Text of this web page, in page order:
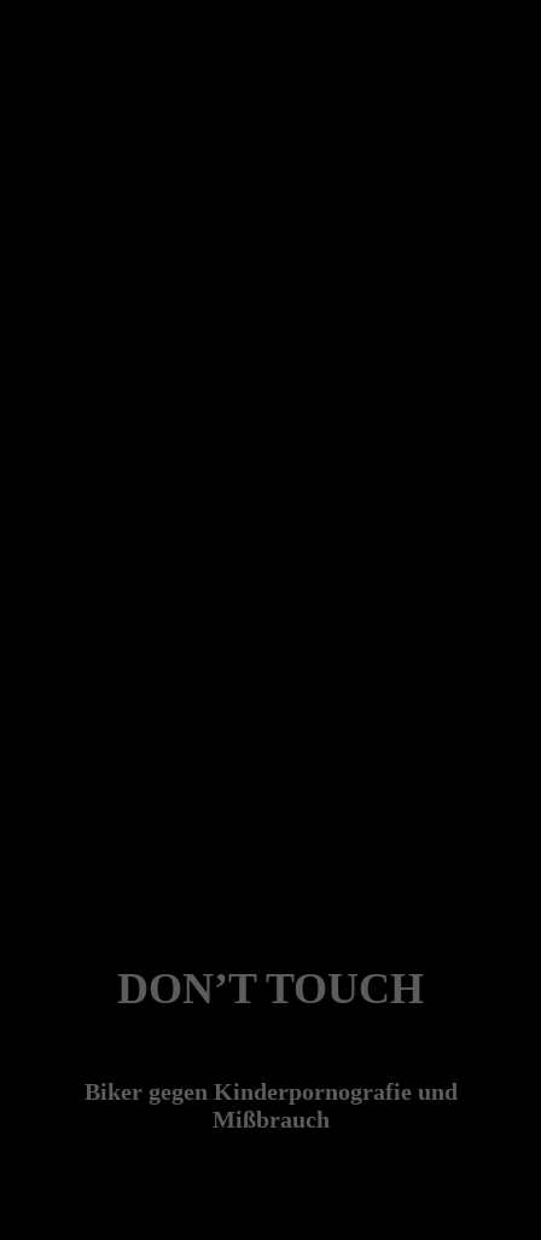
DON’T TOUCH
Biker gegen Kinderpornografie und
Mißbrauch